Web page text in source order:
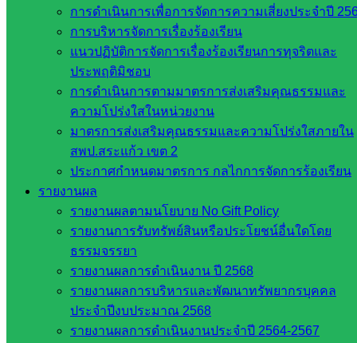
การดำเนินการเพื่อการจัดการความเสี่ยงประจำปี
การบริหารจัดการเรื่องร้องเรียน
แนวปฏิบัติการจัดการเรื่องร้องเรียนการทุจริตและ
ประพฤติมิชอบ
การดำเนินการตามมาตรการส่งเสริมคุณธรรมและ
ความโปร่งใสในหน่วยงาน
มาตรการส่งเสริมคุณธรรมและความโปร่งใสภายใน
สพป.สระแก้ว เขต 2
ประกาศกำหนดมาตรการ กลไกการจัดการร้องเรียน
รายงานผล
รายงานผลตามนโยบาย No Gift Policy
รายงานการรับทรัพย์สินหรือประโยชน์อื่นใดโดย
ธรรมจรรยา
รายงานผลการดำเนินงาน ปี 2568
รายงานผลการบริหารและพัฒนาทรัพยากรบุคคล
ประจำปีงบประมาณ 2568
รายงานผลการดำเนินงานประจำปี 2564-2567
สำนักงาน
การศึกษา